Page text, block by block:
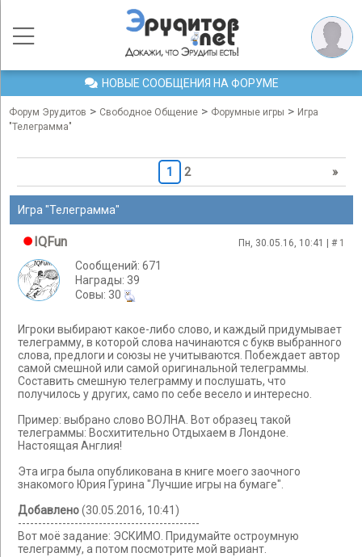
НОВЫЕ СООБЩЕНИЯ НА ФОРУМЕ
Форум Эрудитов > Свободное Общение > Форумные игры > Игра
"Телеграмма"
1 2 »
Игра "Телеграмма"
IQFun Пн, 30.05.16, 10:41 | # 1
Сообщений: 671
Награды: 39
Cовы: 30
Игроки выбирают какое-либо слово, и каждый придумывает
телеграмму, в которой слова начинаются с букв выбранного
слова, предлоги и союзы не учитываются. Побеждает автор
самой смешной или самой оригинальной телеграммы.
Составить смешную телеграмму и послушать, что
получилось у других, само по себе весело и интересно.
Пример: выбрано слово ВОЛНА. Вот образец такой
телеграммы: Восхитительно Отдыхаем в Лондоне.
Настоящая Англия!
Эта игра была опубликована в книге моего заочного
знакомого Юрия Гурина "Лучшие игры на бумаге".
Добавлено(30.05.2016, 10:41)
---------------------------------------------
Вот моё задание: ЭСКИМО. Придумайте остроумную
телеграмму, а потом посмотрите мой вариант.